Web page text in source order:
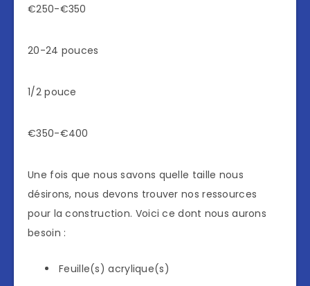
€250-€350
20-24 pouces
1/2 pouce
€350-€400
Une fois que nous savons quelle taille nous
désirons, nous devons trouver nos ressources
pour la construction. Voici ce dont nous aurons
besoin :
Feuille(s) acrylique(s)